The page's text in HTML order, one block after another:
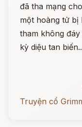
đã tha mạng
một hoàng tử bị
tham không
kỳ diệu tan
Truyện cổ